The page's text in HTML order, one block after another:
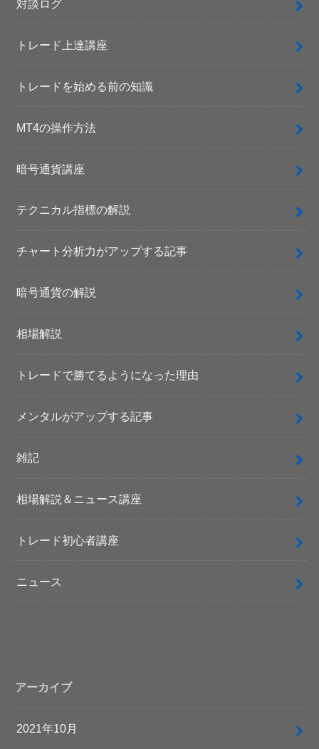
対談ログ
トレード上達講座
トレードを始める前の知識
MT4の操作方法
暗号通貨講座
テクニカル指標の解説
チャート分析力がアップする記事
暗号通貨の解説
相場解説
トレードで勝てるようになった理由
メンタルがアップする記事
雑記
相場解説＆ニュース講座
トレード初心者講座
ニュース
アーカイブ
2021年10月